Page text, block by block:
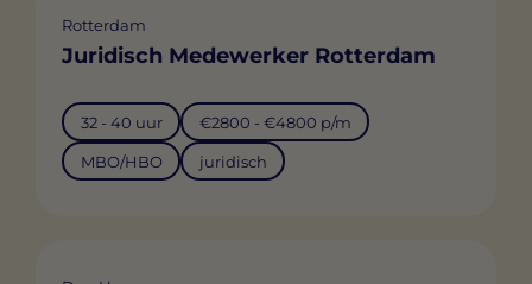
Rotterdam
Juridisch Medewerker Rotterdam
32 - 40 uur €2800 - €4800 p/m
MBO/HBO juridisch